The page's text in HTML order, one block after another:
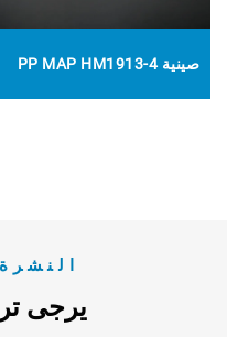
صينية PP MAP HM1913-4
يرجى